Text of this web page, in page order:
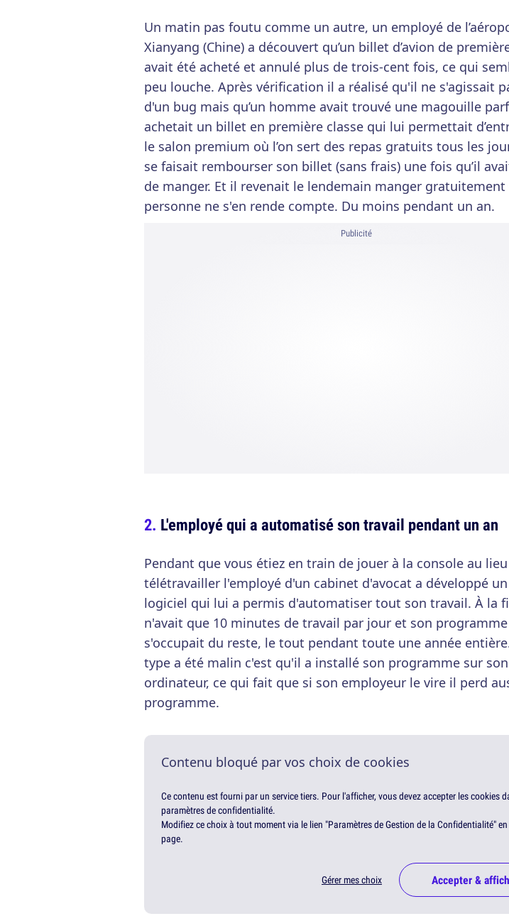
Un matin pas foutu comme un autre, un employé de
Xianyang (Chine) a découvert qu’un billet d’avion de
avait été acheté et annulé plus de trois-cent fois, ce qui
peu louche. Après vérification il a réalisé qu'il ne s'agissait
d'un bug mais qu’un homme avait trouvé une magouille
achetait un billet en première classe qui lui permettait
le salon premium où l’on sert des repas gratuits tous les
se faisait rembourser son billet (sans frais) une fois qu’il
de manger. Et il revenait le lendemain manger gratuitement
personne ne s'en rende compte. Du moins pendant un an.
Publicité
L'employé qui a automatisé son travail pendant un an
Pendant que vous étiez en train de jouer à la console au
télétravailler l'employé d'un cabinet d'avocat a développé
logiciel qui lui a permis d'automatiser tout son travail. À la
n'avait que 10 minutes de travail par jour et son programme
s'occupait du reste, le tout pendant toute une année
type a été malin c'est qu'il a installé son programme sur son
ordinateur, ce qui fait que si son employeur le vire il perd
programme.
Contenu bloqué par vos choix de cookies
Ce contenu est fourni par un service tiers. Pour l'afficher, vous devez accepter les cookies
paramètres de confidentialité.
Modifiez ce choix à tout moment via le lien "Paramètres de Gestion de la Confidentialité"
page.
Gérer mes choix Accepter &